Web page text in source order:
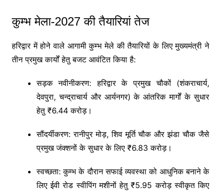
कुम्भ मेला-2027 की तैयारियां तेज
हरिद्वार में होने वाले आगामी कुम्भ मेले की तैयारियों के लिए मुख्यमंत्री ने
तीन प्रमुख कार्यों हेतु बजट आवंटित किया है:
सड़क नवीनीकरण: हरिद्वार के प्रमुख चौकों (शंकराचार्य,
देवपुरा, चन्द्राचार्य और आर्यनगर) के आंतरिक मार्गों के सुधार
हेतु ₹6.44 करोड़।
सौंदर्यीकरण: रानीपुर मोड़, शिव मूर्ति चौक और झंडा चौक जैसे
प्रमुख जंक्शनों के सुधार के लिए ₹6.83 करोड़।
स्वच्छता: कुम्भ के दौरान सफाई व्यवस्था को आधुनिक बनाने के
लिए ईवी रोड स्वीपिंग मशीनों हेतु ₹5.95 करोड़ स्वीकृत किए